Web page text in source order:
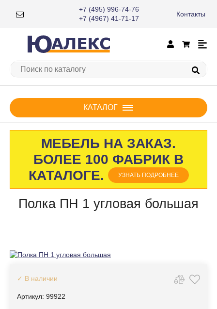
+7 (495) 996-74-76
+7 (4967) 41-71-17
Контакты
×
КАТАЛОГ
МЕБЕЛЬ НА ЗАКАЗ.
БОЛЕЕ 100 ФАБРИК В
КАТАЛОГЕ.
УЗНАТЬ ПОДРОБНЕЕ
Полка ПН 1 угловая большая
✓ В наличии
Артикул: 99922